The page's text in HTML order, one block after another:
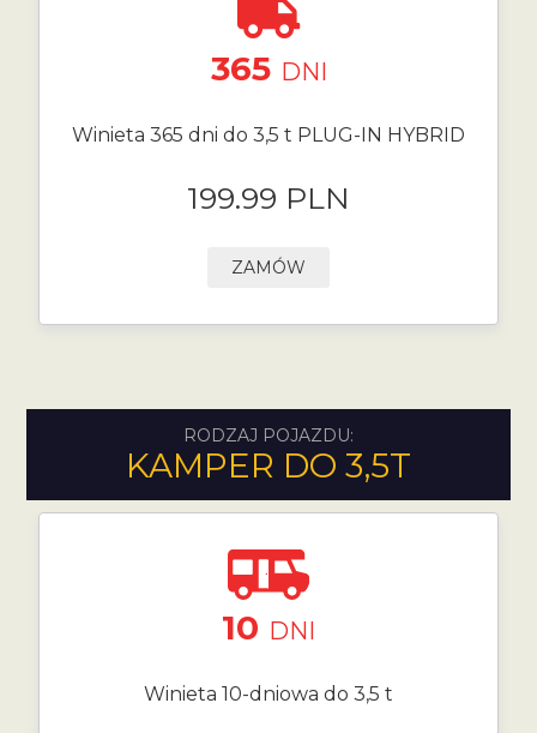
365 DNI
Winieta 365 dni do 3,5 t PLUG-IN HYBRID
199.99 PLN
ZAMÓW
RODZAJ POJAZDU:
KAMPER DO 3,5T
10 DNI
Winieta 10-dniowa do 3,5 t